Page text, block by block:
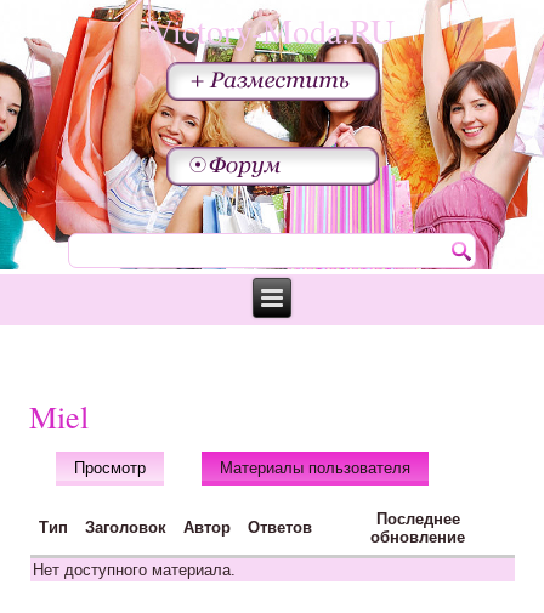
Victory-Moda.RU
Miel
Просмотр Материалы пользователя
Тип Заголовок Автор Ответов
Последнее
обновление
Нет доступного материала.